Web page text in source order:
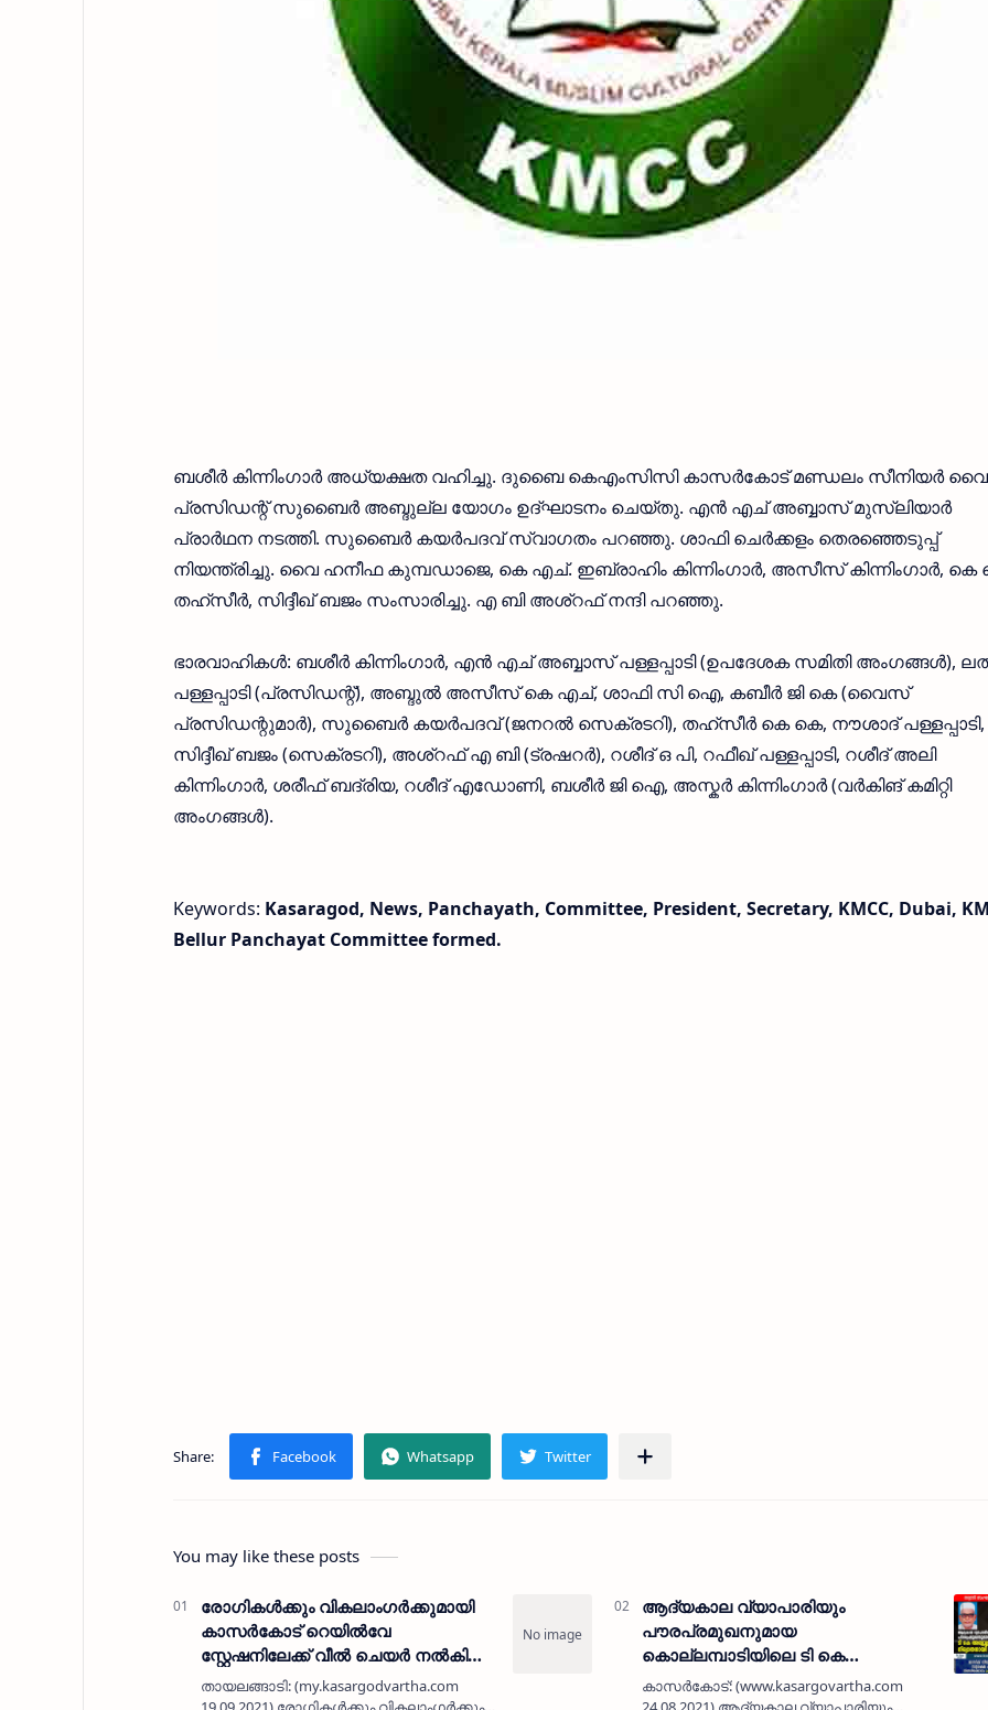
ബശീർ കിന്നിംഗാർ അധ്യക്ഷത വഹിച്ചു. ദുബൈ കെഎംസിസി കാസർകോട് മണ്ഡലം സീനിയർ
പ്രസിഡന്റ് സുബൈർ അബ്ദുല്ല യോഗം ഉദ്ഘാടനം ചെയ്തു. എൻ എച് അബ്ബാസ് മുസ്‌ലിയാർ
പ്രാർഥന നടത്തി. സുബൈർ കയർപദവ്‌ സ്വാഗതം പറഞ്ഞു. ശാഫി ചെർക്കളം തെരഞ്ഞെടുപ്പ്
നിയന്ത്രിച്ചു. വൈ ഹനീഫ കുമ്പഡാജെ, കെ എച്. ഇബ്രാഹിം കിന്നിംഗാർ, അസീസ് കിന്നിംഗാർ, കെ
തഹ്‌സീർ, സിദ്ദീഖ് ബജം സംസാരിച്ചു. എ ബി അശ്റഫ് നന്ദി പറഞ്ഞു.
ഭാരവാഹികൾ: ബശീർ കിന്നിംഗാർ, എൻ എച് അബ്ബാസ് പള്ളപ്പാടി (ഉപദേശക സമിതി അംഗങ്ങൾ),
പള്ളപ്പാടി (പ്രസിഡന്റ്), അബ്ദുൽ അസീസ് കെ എച്, ശാഫി സി ഐ, കബീർ ജി കെ (വൈസ്
പ്രസിഡന്റുമാർ), സുബൈർ കയർപദവ് (ജനറൽ സെക്രടറി), തഹ്‌സീർ കെ കെ, നൗശാദ് പള്ളപ്പാടി,
സിദ്ദീഖ് ബജം (സെക്രടറി), അശ്റഫ് എ ബി (ട്രഷറർ), റശീദ് ഒ പി, റഫീഖ് പള്ളപ്പാടി, റശീദ് അലി
കിന്നിംഗാർ, ശരീഫ് ബദ്രിയ, റശീദ് എഡോണി, ബശീർ ജി ഐ, അസ്കർ കിന്നിംഗാർ (വർകിങ് കമിറ്റി
അംഗങ്ങൾ).
Keywords: Kasaragod, News, Panchayath, Committee, President, Secretary, KMCC, Dubai,
Bellur Panchayat Committee formed.
You may like these posts
രോഗികൾക്കും വികലാംഗർക്കുമായി
കാസർകോട് റെയിൽവേ
സ്റ്റേഷനിലേക്ക് വീൽ ചെയർ നൽകി
യഫാ ചാരിറ്റി
തായലങ്ങാടി: (my.kasargodvartha.com
ആദ്യകാല വ്യാപാരിയും
പൗരപ്രമുഖനുമായ
കൊല്ലമ്പാടിയിലെ ടി കെ
അബ്ദുല്ലക്കുഞ്ഞി ഹാജി
നിര്യാതനായി
കാസർകോട്: (www.kasargovartha.com